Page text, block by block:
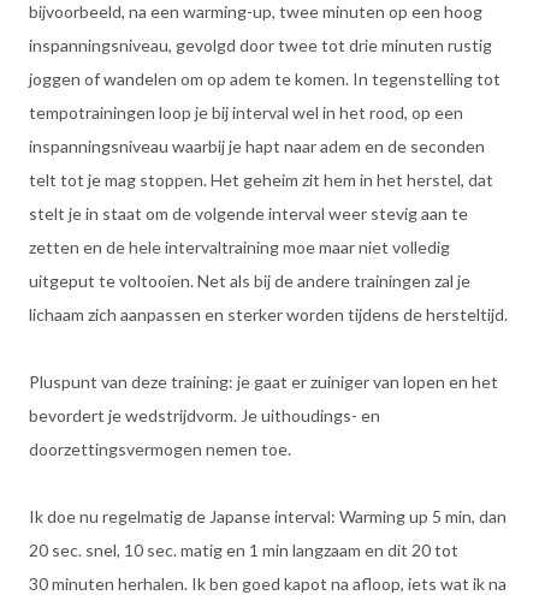
bijvoorbeeld, na een warming-up, twee minuten op een hoog
inspanningsniveau, gevolgd door twee tot drie minuten rustig
joggen of wandelen om op adem te komen. In tegenstelling tot
tempotrainingen loop je bij interval wel in het rood, op een
inspanningsniveau waarbij je hapt naar adem en de seconden
telt tot je mag stoppen. Het geheim zit hem in het herstel, dat
stelt je in staat om de volgende interval weer stevig aan te
zetten en de hele intervaltraining moe maar niet volledig
uitgeput te voltooien. Net als bij de andere trainingen zal je
lichaam zich aanpassen en sterker worden tijdens de hersteltijd.
Pluspunt van deze training: je gaat er zuiniger van lopen en het
bevordert je wedstrijdvorm. Je uithoudings- en
doorzettingsvermogen nemen toe.
Ik doe nu regelmatig de Japanse interval: Warming up 5 min, dan
20 sec. snel, 10 sec. matig en 1 min langzaam en dit 20 tot
30 minuten herhalen. Ik ben goed kapot na afloop, iets wat ik na